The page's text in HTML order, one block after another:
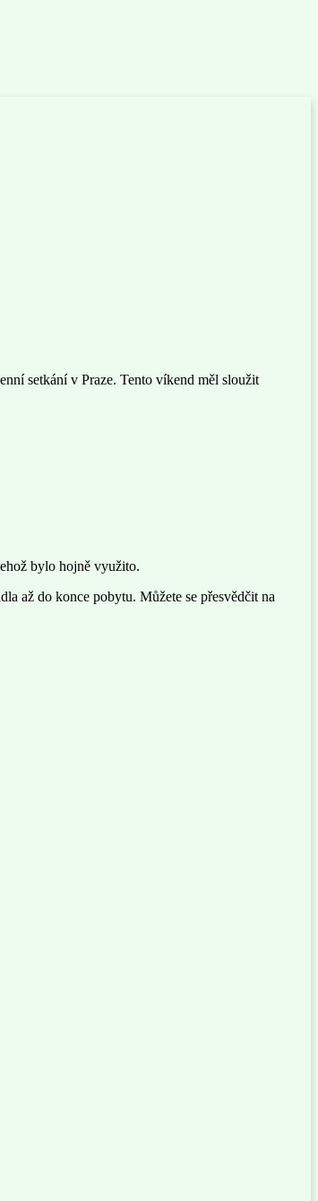
setkání v Praze. Tento víkend měl sloužit
bylo hojně využito.
až do konce pobytu. Můžete se přesvědčit na